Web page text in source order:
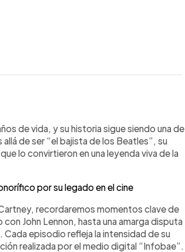
de vida, y su historia sigue siendo una de
de ser “el bajista de los Beatles”, su
lo convirtieron en una leyenda viva de la
por su legado en el cine
recordaremos momentos clave de
John Lennon, hasta una amarga disputa
Cada episodio refleja la intensidad de su
realizada por el medio digital “Infobae”.